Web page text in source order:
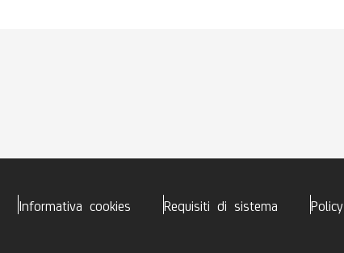
Informativa cookies Requisiti di sistema Policy